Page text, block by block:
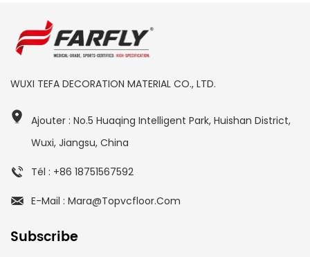
WUXI TEFA DECORATION MATERIAL CO., LTD.
Ajouter : No.5 Huaqing Intelligent Park, Huishan District,
Wuxi, Jiangsu, China
Tél : +86 18751567592
E-Mail : Mara@topvcfloor.com
Subscribe